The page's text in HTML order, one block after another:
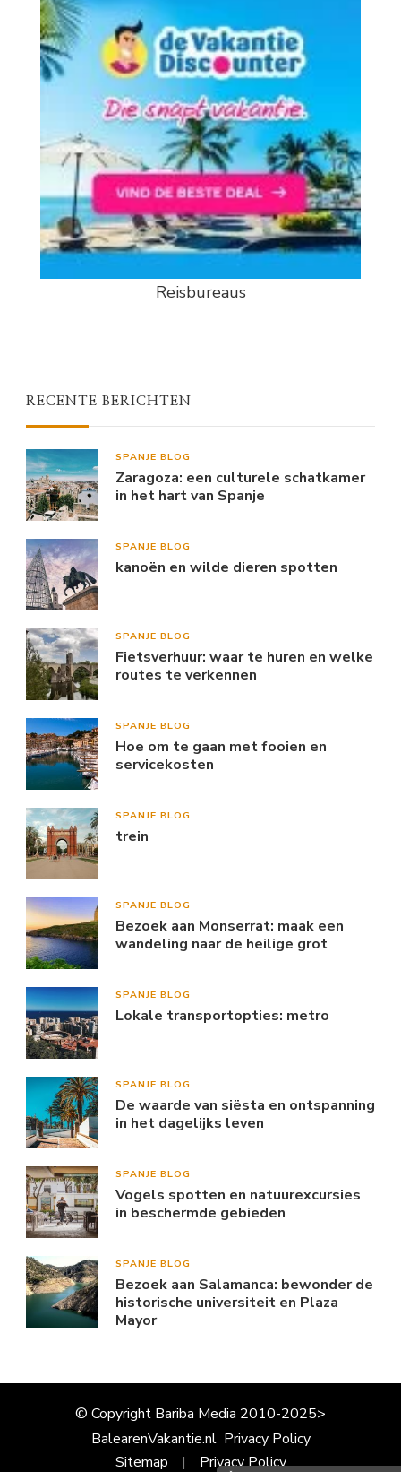
Reisbureaus
RECENTE BERICHTEN
SPANJE BLOG
Zaragoza: een culturele schatkamer
in het hart van Spanje
SPANJE BLOG
kanoën en wilde dieren spotten
SPANJE BLOG
Fietsverhuur: waar te huren en welke
routes te verkennen
SPANJE BLOG
Hoe om te gaan met fooien en
servicekosten
SPANJE BLOG
trein
SPANJE BLOG
Bezoek aan Monserrat: maak een
wandeling naar de heilige grot
SPANJE BLOG
Lokale transportopties: metro
SPANJE BLOG
De waarde van siësta en ontspanning
in het dagelijks leven
SPANJE BLOG
Vogels spotten en natuurexcursies
in beschermde gebieden
SPANJE BLOG
Bezoek aan Salamanca: bewonder de
historische universiteit en Plaza
Mayor
© Copyright Bariba Media 2010-2025>
BalearenVakantie.nl Privacy Policy
Sitemap
Privacy Policy